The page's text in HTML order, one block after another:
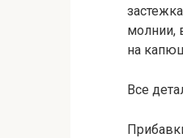
молнии,
на
Все